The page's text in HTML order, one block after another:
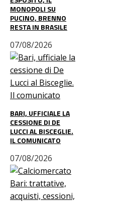
MONOPOLI SU
PUCINO, BRENNO
RESTA IN BRASILE
07/08/2026
BARI, UFFICIALE LA
CESSIONE DI DE
LUCCI AL BISCEGLIE.
IL COMUNICATO
07/08/2026